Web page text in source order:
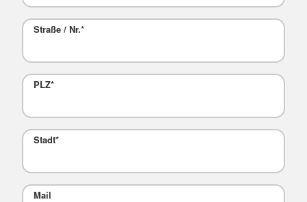
Straße / Nr.*
PLZ*
Stadt*
Mail